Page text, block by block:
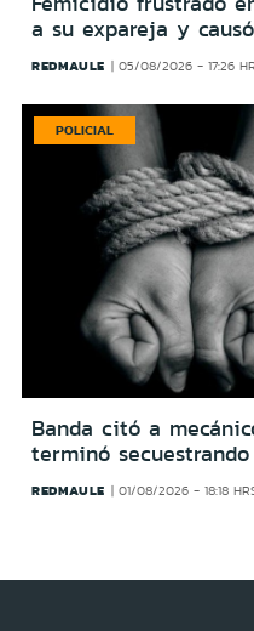
a su expareja y
REDMAULE 05/08/2026 - 17:26
POLICIAL
Banda citó a
terminó
REDMAULE 01/08/2026 - 18:18